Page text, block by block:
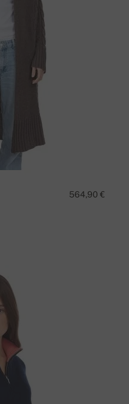
564,90 €